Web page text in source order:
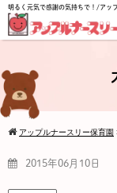
明るく元気で感謝の気持ちで！/アッ
アップルナースリー保育園
2015年06月10日